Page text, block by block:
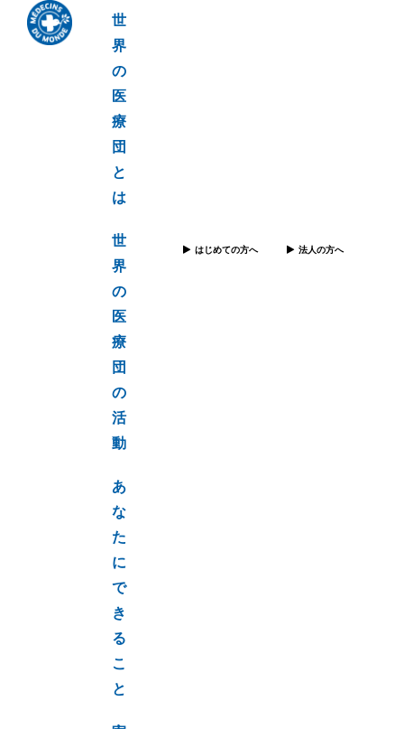
世
界
の
医
療
団
と
は
世
界
の
医
療
団
の
活
動
あ
な
た
に
で
き
る
こ
と
はじめての方へ 法人の方へ